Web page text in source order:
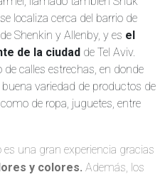
localiza cerca del barrio de
Shenkin y Allenby, y es el
de la ciudad de Tel Aviv.
calles estrechas, en donde
variedad de productos de
de ropa, juguetes, entre
es una gran experiencia gracias
y colores. Además, los